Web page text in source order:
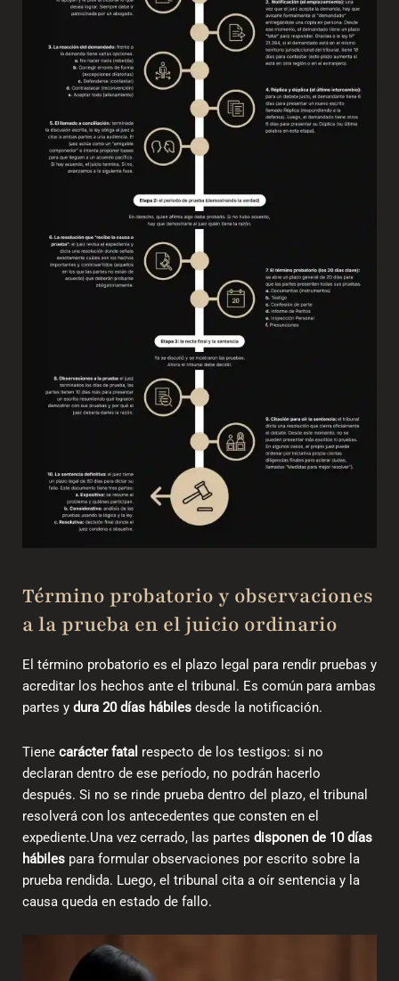
Término probatorio y observaciones
a la prueba en el juicio ordinario
El término probatorio es el plazo legal para rendir pruebas y
acreditar los hechos ante el tribunal. Es común para ambas
partes y dura 20 días hábiles desde la notificación.
Tiene carácter fatal respecto de los testigos: si no
declaran dentro de ese período, no podrán hacerlo
después. Si no se rinde prueba dentro del plazo, el tribunal
resolverá con los antecedentes que consten en el
expediente.Una vez cerrado, las partes disponen de 10 días
hábiles para formular observaciones por escrito sobre la
prueba rendida. Luego, el tribunal cita a oír sentencia y la
causa queda en estado de fallo.